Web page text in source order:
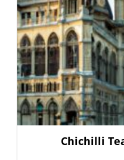
Chichilli